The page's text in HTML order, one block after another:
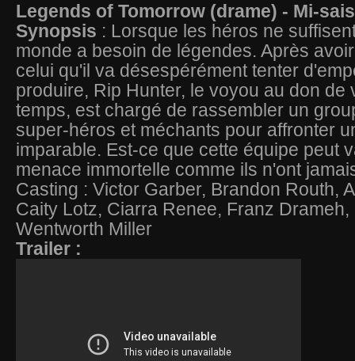
Legends of Tomorrow (drame) - Mi-
Synopsis : Lorsque les héros ne
monde a besoin de légendes. Après
celui qu'il va désespérément tenter
produire, Rip Hunter, le voyou au don de
temps, est chargé de rassembler un
super-héros et méchants pour affronter
imparable. Est-ce que cette équipe peut
menace immortelle comme ils n'ont
Casting : Victor Garber, Brandon Routh,
Caity Lotz, Ciarra Renee, Franz
Wentworth Miller
Trailer :